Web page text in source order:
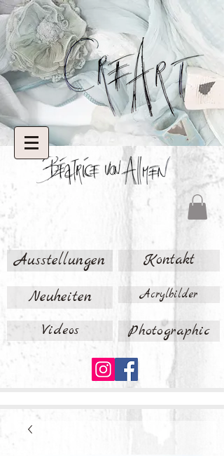
Ausstellungen Kontakt
Neuheiten Acrylbilder
Videos Photographic